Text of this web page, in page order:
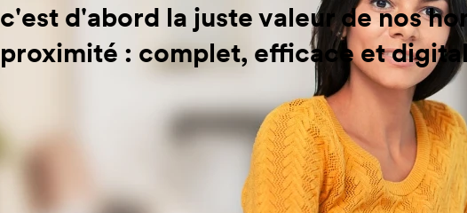
c'est d'abord la juste valeur de nos
proximité : complet, efficace et